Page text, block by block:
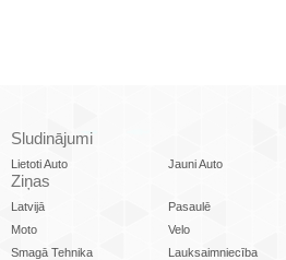
Sludinājumi
Lietoti Auto Jauni Auto
Ziņas
Latvijā Pasaulē
Moto
Velo
Smagā Tehnika
Lauksaimniecība